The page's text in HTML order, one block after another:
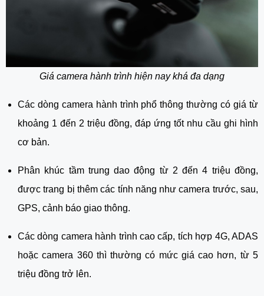
Giá camera hành trình hiện nay khá đa dạng
Các dòng camera hành trình phổ thông thường có giá từ
khoảng 1 đến 2 triệu đồng, đáp ứng tốt nhu cầu ghi hình
cơ bản.
Phân khúc tầm trung dao động từ 2 đến 4 triệu đồng,
được trang bị thêm các tính năng như camera trước, sau,
GPS, cảnh báo giao thông.
Các dòng camera hành trình cao cấp, tích hợp 4G, ADAS
hoặc camera 360 thì thường có mức giá cao hơn, từ 5
triệu đồng trở lên.